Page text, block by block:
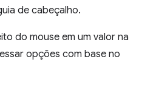
de cabeçalho.
do mouse em um valor na
opções com base no